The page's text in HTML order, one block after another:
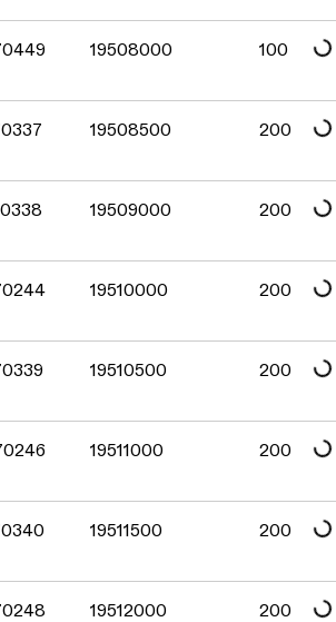
19508000 100
19508500 200
Daten werden geladen. Bitte warten...
19509000 200
Daten werden geladen. Bitte warten...
19510000 200
Daten werden geladen. Bitte warten...
19510500 200
Daten werden geladen. Bitte warten...
19511000 200
Daten werden geladen. Bitte warten...
19511500 200
Daten werden geladen. Bitte warten...
19512000 200
Daten werden geladen. Bitte warten...